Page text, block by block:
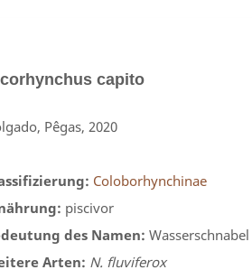
capito
Pêgas, 2020
Coloborhynchinae
piscivor
des Namen: Wasserschnabel
Arten: N. fluviferox